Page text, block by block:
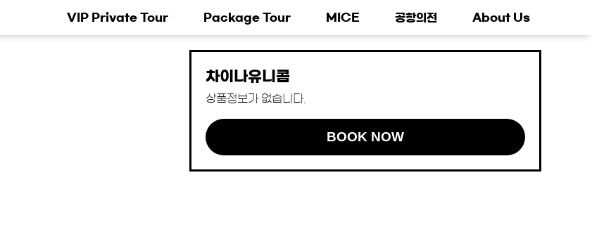
VIP Private Tour Package Tour MICE 공항의전 About Us
차이나유니콤
상품정보가 없습니다.
BOOK NOW